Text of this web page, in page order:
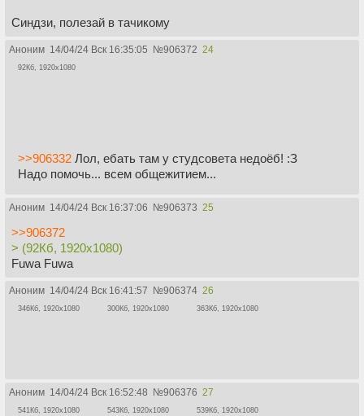
Синдзи, полезай в тачикому
Аноним 14/04/24 Вск 16:35:05 №906372 24
92Кб, 1920x1080
>>906332 Лол, ебать там у студсовета недоёб! :З
Надо помочь... всем общежитием...
Аноним 14/04/24 Вск 16:37:06 №906373 25
>>906372
> (92Кб, 1920x1080)
Fuwa Fuwa
Аноним 14/04/24 Вск 16:41:57 №906374 26
346Кб, 1920x1080 300Кб, 1920x1080 363Кб, 1920x1080
Аноним 14/04/24 Вск 16:52:48 №906376 27
541Кб, 1920x1080 543Кб, 1920x1080 539Кб, 1920x1080